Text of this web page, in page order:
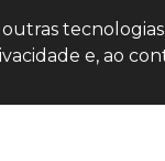
e, ao